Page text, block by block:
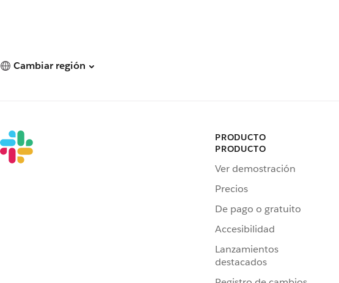
Cambiar región
PRODUCTO
PRODUCTO
Ver demostración
Precios
De pago o gratuito
Accesibilidad
Lanzamientos
destacados